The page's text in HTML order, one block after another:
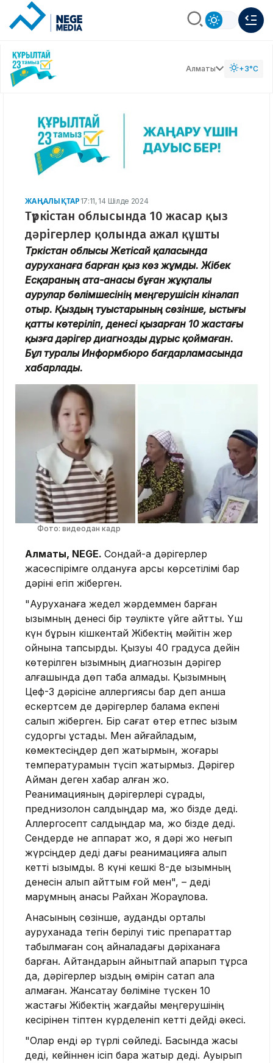
Алматы +3°C
ЖАҢАЛЫҚТАР 17:11, 14 Шілде 2024
Түркістан облысында 10 жасар қыз
дәрігерлер қолында ажал құшты
Түркістан облысы Жетісай қаласында
ауруханаға барған қыз көз жұмды. Жібек
Есқараның ата-анасы бұған жұқпалы
аурулар бөлімшесінің меңгерушісін кінәлап
отыр. Қыздың туыстарының сөзінше, ыстығы
қатты көтеріліп, денесі қызарған 10 жастағы
қызға дәрігер диагнозды дұрыс қоймаған.
Бұл туралы Информбюро бағдарламасында
хабарлады.
Фото: видеодан кадр
Алматы, NEGE. Сондай-ақ дәрігерлер
жасөспірімге қолдануға қарсы көрсетілімі бар
дәріні егіп жіберген.
"Ауруханаға жедел жәрдеммен барған
қызымның денесі бір тәулікте үйге қайтты. Үш
күн бұрын кішкентай Жібектің мәйітін жер
қойнына тапсырдық. Қызуы 40 градусқа дейін
көтерілген қызымның диагнозын дәрігер
алғашында дөп таба алмады. Қызымның
Цеф-3 дәрісіне аллергиясы бар деп қанша
ескертсем де дәрігерлер балама екпені
салып жіберген. Бір сағат өтер етпес қызым
судоргы ұстады. Мен айғайладым,
көмектесіңдер деп жатырмын, жоғары
температурамын түсіп жатырмыз. Дәрігер
Айман деген хабар алған жоқ.
Реанимацияның дәрігерлері сұрады,
преднизолон салдыңдар ма, жоқ бізде деді.
Аллергосепт салдыңдар ма, жоқ бізде деді.
Сендерде не аппарат жоқ, я дәрі жоқ неғып
жүрсіңдер деді дағы реанимацияға алып
кетті қызымды. 8 күні кешкі 8-де қызымның
денесін алып қайттым ғой мен", – деді
марқұмның анасы Райхан Жорақұлова.
Анасының сөзінше, аудандық орталық
ауруханада тегін берілуі тиіс препараттар
табылмаған соң айналадағы дәріханаға
барған. Айтқандарын айнытпай апарып тұрса
да, дәрігерлер қыздың өмірін сақтап қала
алмаған. Жансақтау бөліміне түскен 10
жастағы Жібектің жағдайы меңгерушінің
кесірінен тіптен күрделеніп кетті дейді әкесі.
"Олар енді әр түрлі сөйледі. Басында жақсы
деді, кейіннен ісіп бара жатыр деді. Ауырып